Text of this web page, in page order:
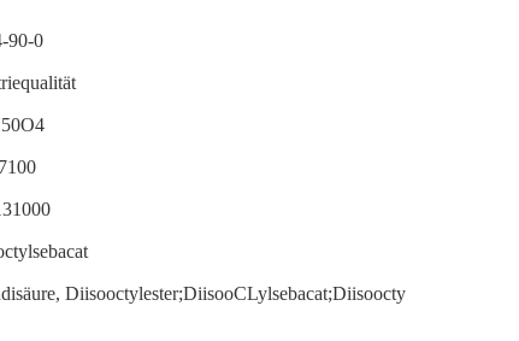
90-0
Diisooctylester;DiisooCLylsebacat;Diisoocty